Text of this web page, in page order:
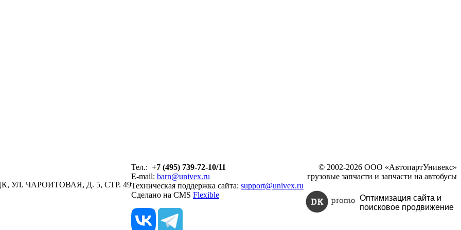
УЛ. ЧАРОИТОВАЯ, Д. 5, СТР. 49
Тел.: +7 (495) 739-72-10/11
E-mail: barn@univex.ru
Техническая поддержка сайта: support@univex.ru
Сделано на CMS Flexible
© 2002-2026 ООО «АвтопартУнивекс»
грузовые запчасти и запчасти на автобусы
Оптимизация сайта и
поисковое продвижение